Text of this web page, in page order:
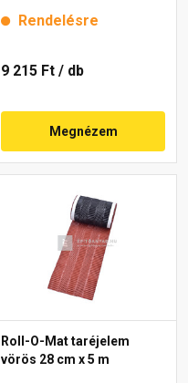
Rendelésre
9 215 Ft / db
Megnézem
Roll-O-Mat taréjelem
vörös 28 cm x 5 m